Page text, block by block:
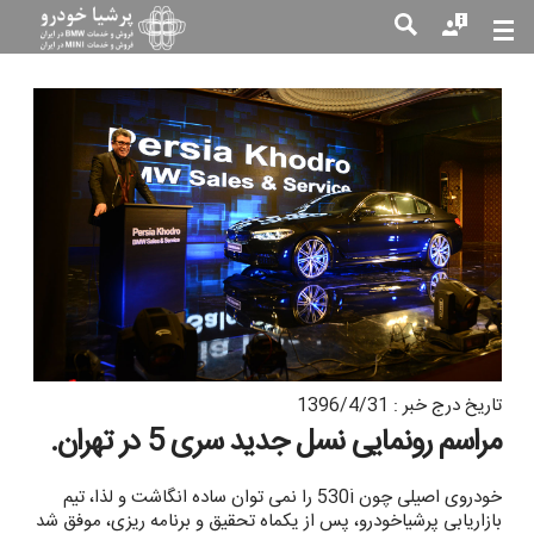
جست
جو
تاریخ درج خبر : 1396/4/31
مراسم رونمایی نسل جدید سری 5 در تهران.
خودروی اصیلی چون 530i را نمی توان ساده انگاشت و لذا، تیم
بازاریابی پرشیاخودرو، پس از یکماه تحقیق و برنامه ریزی، موفق شد